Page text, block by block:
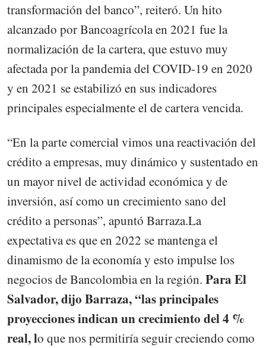
transformación del banco”, reiteró. Un hito
alcanzado por Bancoagrícola en 2021 fue la
normalización de la cartera, que estuvo muy
afectada por la pandemia del COVID-19 en 2020
y en 2021 se estabilizó en sus indicadores
principales especialmente el de cartera vencida.
“En la parte comercial vimos una reactivación del
crédito a empresas, muy dinámico y sustentado en
un mayor nivel de actividad económica y de
inversión, así como un crecimiento sano del
crédito a personas”, apuntó Barraza.La
expectativa es que en 2022 se mantenga el
dinamismo de la economía y esto impulse los
negocios de Bancolombia en la región. Para El
Salvador, dijo Barraza, “las principales
proyecciones indican un crecimiento del 4 %
real, lo que nos permitiría seguir creciendo como